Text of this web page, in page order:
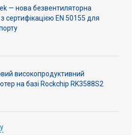
— нова безвентиляторна
сертифікацією EN 50155 для
високопродуктивний
на базі Rockchip RK3588S2